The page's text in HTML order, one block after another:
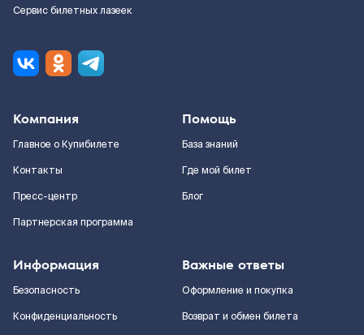
Сервис билетных лазеек
Компания
Главное о Купибилете
Контакты
Пресс-центр
Партнерская программа
Помощь
База знаний
Где мой билет
Блог
Информация
Безопасность
Конфиденциальность
Важные ответы
Оформление и покупка
Возврат и обмен билета